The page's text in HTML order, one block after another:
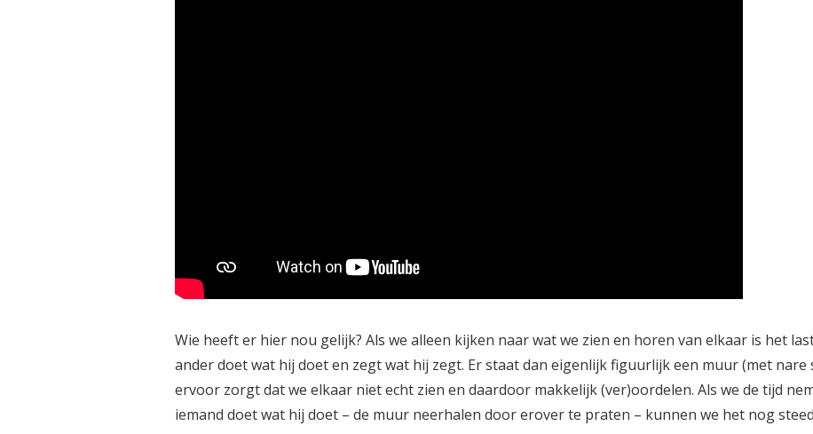
Wie heeft er hier nou gelijk? Als we alleen kijken naar wat we zien en horen van elkaar is het
ander doet wat hij doet en zegt wat hij zegt. Er staat dan eigenlijk figuurlijk een muur (met nare
ervoor zorgt dat we elkaar niet echt zien en daardoor makkelijk (ver)oordelen. Als we de tijd
iemand doet wat hij doet – de muur neerhalen door erover te praten – kunnen we het nog